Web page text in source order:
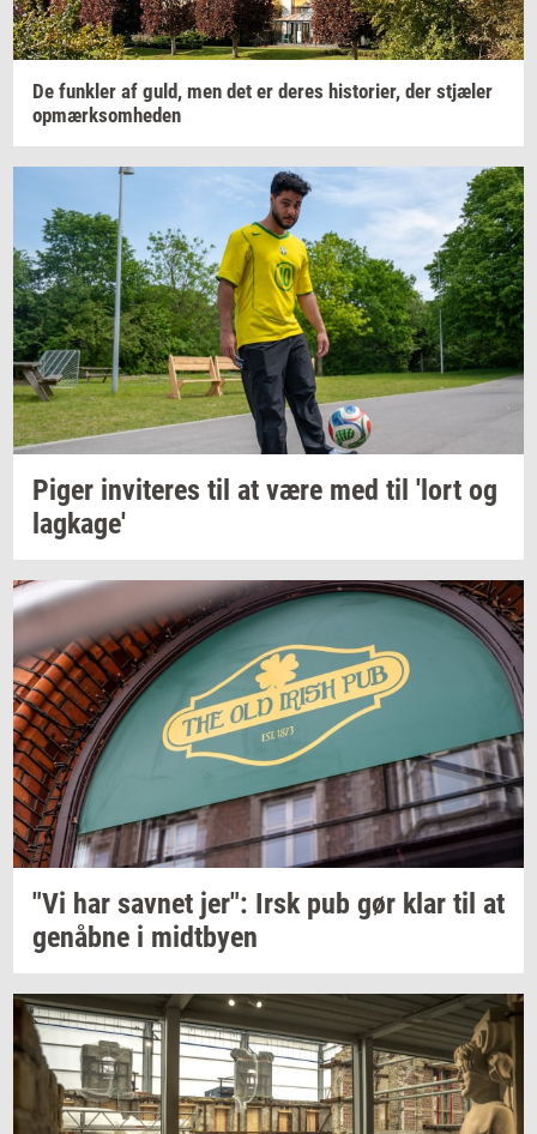
De funk­ler af guld, men det er deres hi­sto­ri­er, der stjæ­ler
op­mærk­som­he­den
Piger in­vi­te­res til at være med til 'lort og
lag­ka­ge'
"Vi har sav­net jer": Irsk pub gør klar til at
genåb­ne i midt­by­en